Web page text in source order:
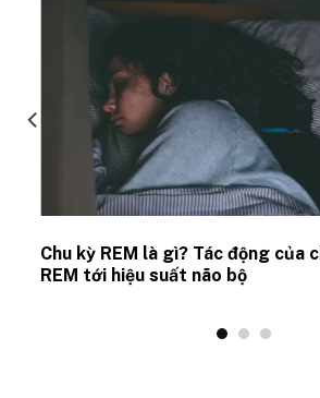
Chu kỳ REM là gì? Tác động của
REM tới hiệu suất não bộ